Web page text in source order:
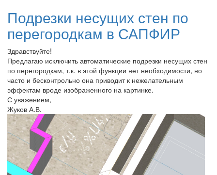
Подрезки несущих стен по
перегородкам в САПФИР
Здравствуйте!
Предлагаю исключить автоматические подрезки несущих стен
по перегородкам, т.к. в этой функции нет необходимости, но
часто и бесконтрольно она приводит к нежелательным
эффектам вроде изображенного на картинке.
С уважением,
Жуков А.В.